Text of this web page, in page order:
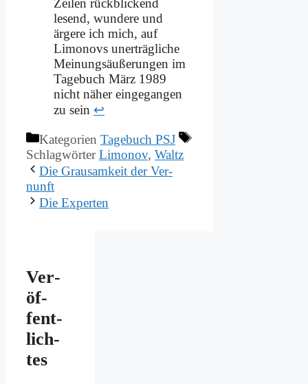
Zeilen rückblickend
lesend, wundere und
ärgere ich mich, auf
Limonovs unerträgliche
Meinungsäußerungen im
Tagebuch März 1989
nicht näher eingegangen
zu sein ↩
Kategorien Tagebuch PSJ
SchlagwörterLimonov, Waltz
Die Grau­sam­keit der Ver­
nunft
Die Ex­per­ten
Ver­
öf­
fent­
lich­
tes